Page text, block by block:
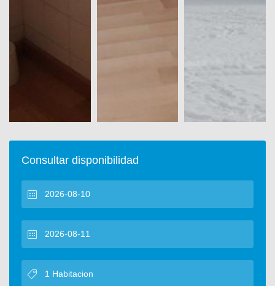
Consultar disponibilidad